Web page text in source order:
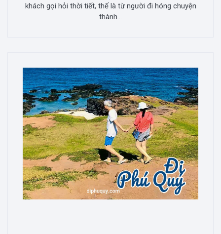
khách gọi hỏi thời tiết, thế là từ người đi hóng chuyện
thành...